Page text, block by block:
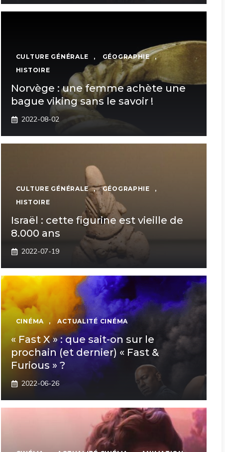
CULTURE GÉNÉRALE , GÉOGRAPHIE
,
HISTOIRE
Norvège : une femme achète une
bague viking sans le savoir !
2022-08-02
CULTURE GÉNÉRALE , GÉOGRAPHIE
,
HISTOIRE
Israël : cette figurine est vieille de
8.000 ans
2022-07-19
CINÉMA , ACTUALITÉ CINÉMA
« Fast X » : que sait-on sur le
prochain (et dernier) « Fast &
Furious » ?
2022-06-26